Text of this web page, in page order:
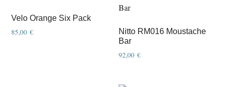
Velo Orange Six Pack
85,00€
Nitto RM016 Moustache
Bar
92,00€